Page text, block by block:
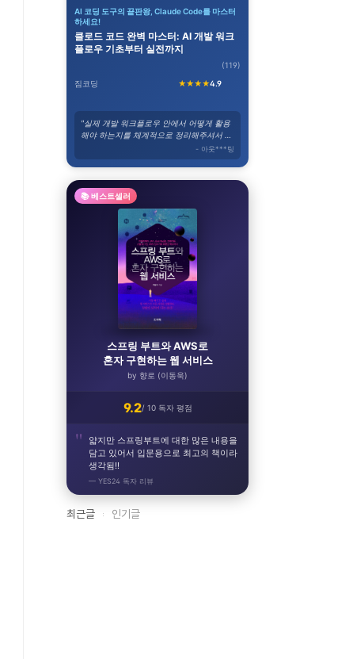
AI 코딩 도구의 끝판왕, Claude Code를 마스터
하세요!
클로드 코드 완벽 마스터: AI 개발 워크
플로우 기초부터 실전까지
짐코딩 ★★★★4.9
(119)
"실제 개발 워크플로우 안에서 어떻게 활용
해야 하는지를 체계적으로 정리해주셔서 바
- 아웃***팅
📚 베스트셀러
스프링 부트와 AWS로
혼자 구현하는 웹 서비스
by 향로 (이동욱)
9.2/ 10 독자 평점
얇지만 스프링부트에 대한 많은 내용을
담고 있어서 입문용으로 최고의 책이라
생각됨!!
— YES24 독자 리뷰
최근글 인기글